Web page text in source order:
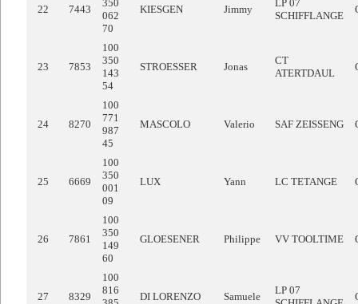
22 7443
350
062
70
KIESGEN Jimmy
LP 07
SCHIFFLANGE
23 7853
100
350
143
54
STROESSER Jonas
CT
ATERTDAUL
24 8270
100
771
987
45
MASCOLO Valerio SAF ZEISSENG
25 6669
100
350
001
09
LUX Yann LC TETANGE
26 7861
100
350
149
60
GLOESENER Philippe VV TOOLTIME
27 8329
100
816
DI LORENZO Samuele
LP 07